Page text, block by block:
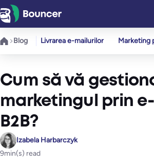
Sari
la
conținut
Blog Livrarea e-mailurilor Marketing
Cum să vă
marketingul prin
B2B?
Izabela Harbarczyk
9min(s) read